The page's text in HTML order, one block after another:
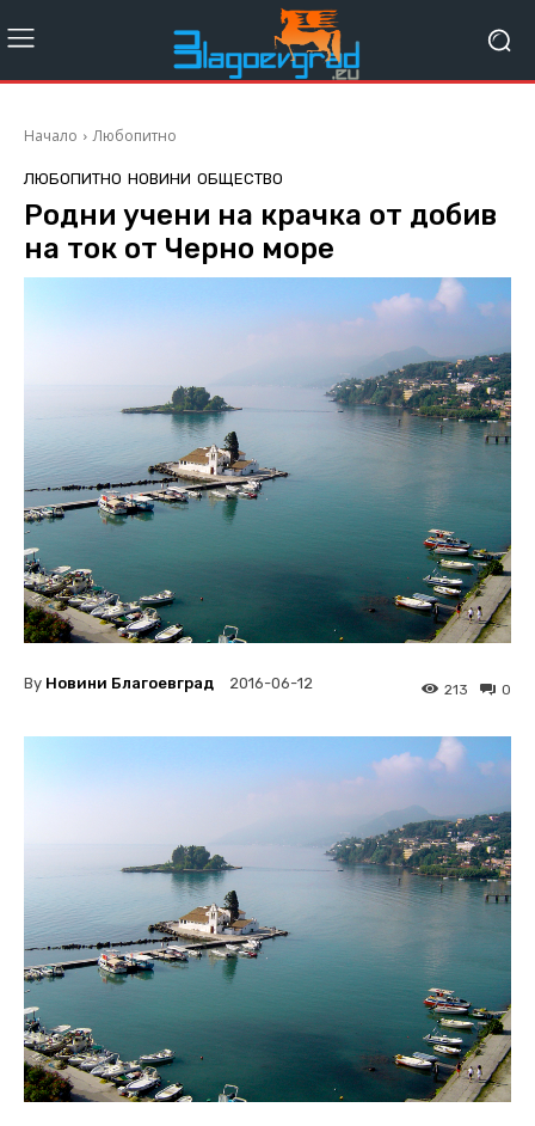
Начало Любопитно
ЛЮБОПИТНО НОВИНИ ОБЩЕСТВО
Родни учени на крачка от добив
на ток от Черно море
By Новини Благоевград 2016-06-12 0
213